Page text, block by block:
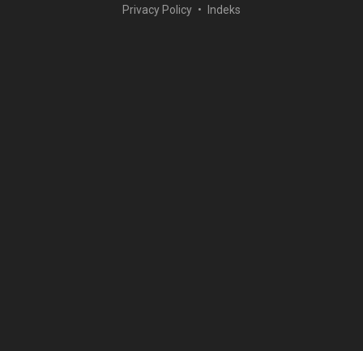
Privacy Policy
Indeks